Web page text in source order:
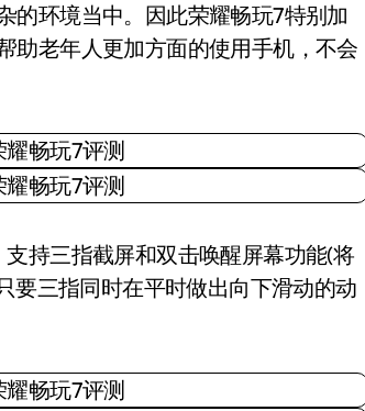
的环境当中。因此荣耀畅玩7特别加
助老年人更加方面的使用手机，不会
持三指截屏和双击唤醒屏幕功能(将
要三指同时在平时做出向下滑动的动